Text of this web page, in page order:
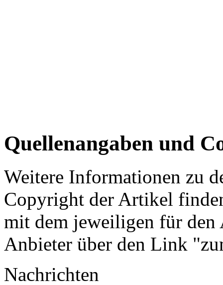
Quellenangaben und
Weitere Informationen zu
Copyright der Artikel
mit dem jeweiligen für
Anbieter über den Link
Nachrichten